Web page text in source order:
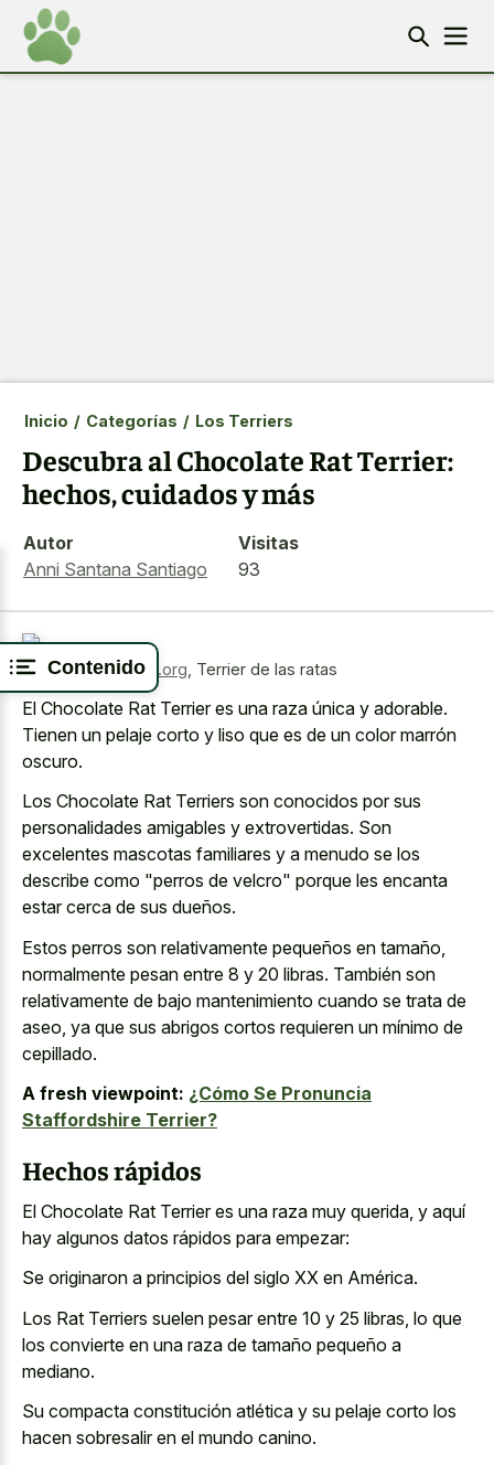
Contenido
Inicio / Categorías / Los Terriers
Descubra al Chocolate Rat Terrier:
hechos, cuidados y más
Autor
Anni Santana Santiago
Visitas
93
Fuente:wikimedia.org Terrier de las ratas
El Chocolate Rat Terrier es una raza única y adorable.
Tienen un pelaje corto y liso que es de un color marrón
oscuro.
Los Chocolate Rat Terriers son conocidos por sus
personalidades amigables y extrovertidas. Son
excelentes mascotas familiares y a menudo se los
describe como "perros de velcro" porque les encanta
estar cerca de sus dueños.
Estos perros son relativamente pequeños en tamaño,
normalmente pesan entre 8 y 20 libras. También son
relativamente de bajo mantenimiento cuando se trata de
aseo, ya que sus abrigos cortos requieren un mínimo de
cepillado.
A fresh viewpoint: ¿Cómo Se Pronuncia
Staffordshire Terrier?
Hechos rápidos
El Chocolate Rat Terrier es una raza muy querida, y aquí
hay algunos datos rápidos para empezar:
Se originaron a principios del siglo XX en América.
Los Rat Terriers suelen pesar entre 10 y 25 libras, lo que
los convierte en una raza de tamaño pequeño a
mediano.
Su compacta constitución atlética y su pelaje corto los
hacen sobresalir en el mundo canino.